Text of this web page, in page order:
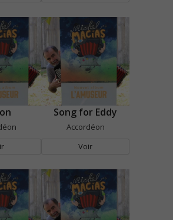
Song for Eddy
Accordéon
Voir